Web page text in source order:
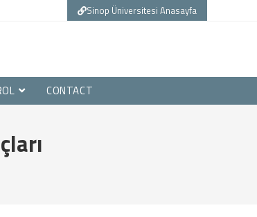
Sinop Üniversitesi Anasayfa
(yeni sekmede açılır)
CONTACT